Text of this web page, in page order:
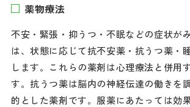
薬物療法
不安・緊張・抑うつ・不眠などの症状が
は、状態に応じて抗不安薬・抗うつ薬・
します。これらの薬剤は心理療法と併用
す。抗うつ薬は脳内の神経伝達の働きを
的とした薬剤です。服薬にあたっては効